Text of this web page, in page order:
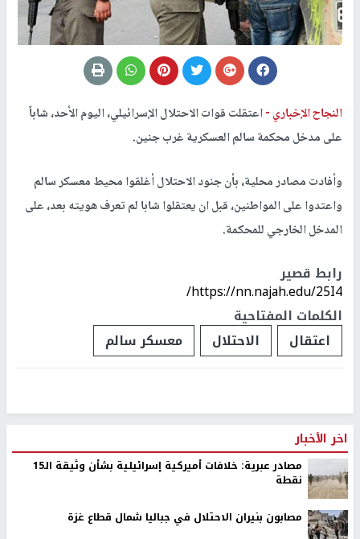
النجاح الإخباري -اعتقلت قوات الاحتلال الإسرائيلي، اليوم الأحد، شاباً
على مدخل محكمة سالم العسكرية غرب جنين.
وأفادت مصادر محلية، بأن جنود الاحتلال أغلقوا محيط معسكر سالم
واعتدوا على المواطنين، قبل ان يعتقلوا شابا لم تعرف هويته بعد، على
المدخل الخارجي للمحكمة.
رابط قصير
https://nn.najah.edu/25I4/
الكلمات المفتاحية
اعتقال
الاحتلال معسكر سالم
اخر الأخبار
مصادر عبرية: خلافات أميركية إسرائيلية بشأن وثيقة الـ15
نقطة
مصابون بنيران الاحتلال في جباليا شمال قطاع غزة